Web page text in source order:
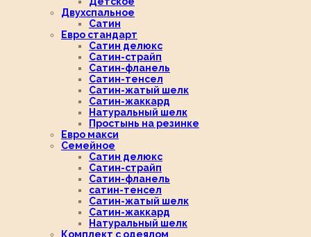
Двухспальное
Сатин
Евро стандарт
Сатин делюкс
Сатин-страйп
Сатин-фланель
Сатин-тенсел
Сатин-жатый шелк
Сатин-жаккард
Натуральный шелк
Простынь на резинке
Евро макси
Семейное
Сатин делюкс
Сатин-страйп
Сатин-фланель
сатин-тенсел
Сатин-жатый шелк
Сатин-жаккард
Натуральный шелк
Комплект с одеялом